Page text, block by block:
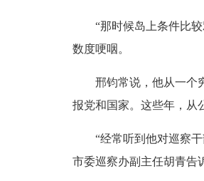
“那时候岛上条件比较
数度哽咽。
邢钧常说，他从一个穷
报党和国家。这些年，从
“经常听到他对巡察干部
市委巡察办副主任胡青告